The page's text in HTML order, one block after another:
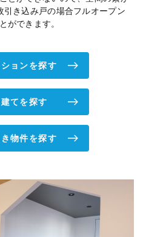
引き込み戸の場合フルオープン
ができます。
ョンを探す
てを探す
物件を探す